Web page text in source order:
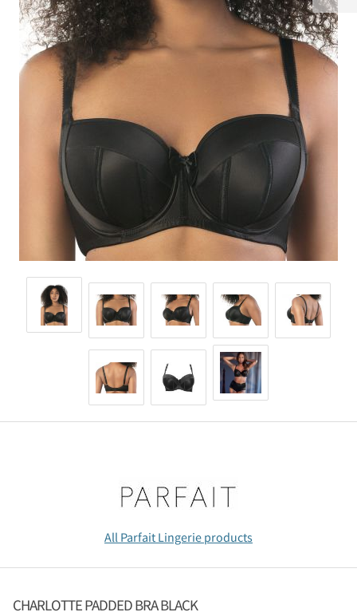
All Parfait Lingerie products
CHARLOTTE PADDED BRA BLACK